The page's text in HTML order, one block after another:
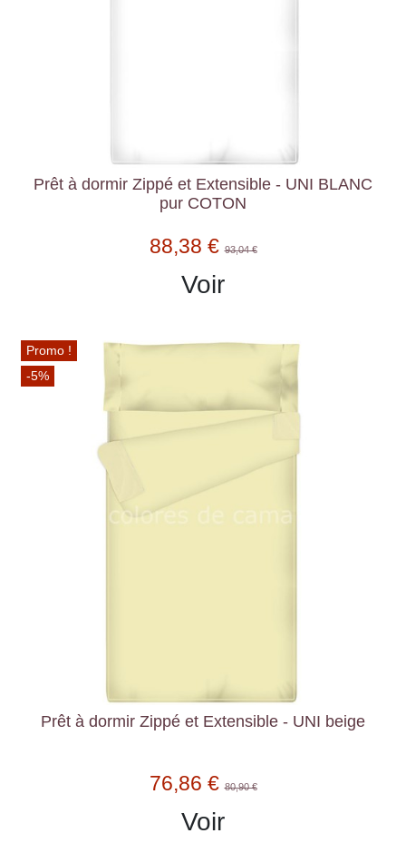
Prêt à dormir Zippé et Extensible - UNI BLANC
pur COTON
88,38 €93,04 €
Voir
Promo !
-5%
Prêt à dormir Zippé et Extensible - UNI beige
76,86 €80,90 €
Voir